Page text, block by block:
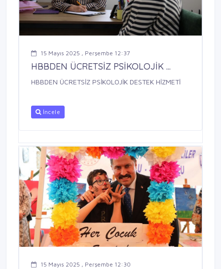
15 Mayıs 2025 , Perşembe 12:37
HBBDEN ÜCRETSİZ PSİKOLOJİK ...
HBBDEN ÜCRETSİZ PSİKOLOJİK DESTEK HİZMETİ
İncele
15 Mayıs 2025 , Perşembe 12:30